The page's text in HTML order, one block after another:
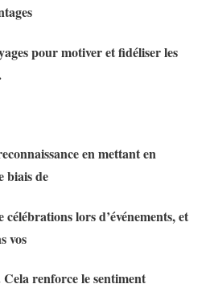
pour motiver et fidéliser les
en mettant en
biais de
lors d’événements, et
vos
renforce le sentiment